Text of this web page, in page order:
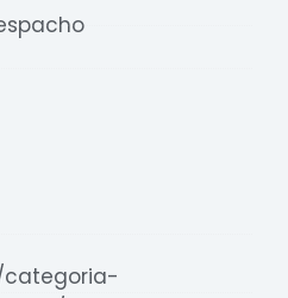
categoria-